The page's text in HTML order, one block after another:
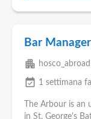
Bar
apartment hosco_abroad
event_available 1 settimana fa
The Arbour is
in St. George's